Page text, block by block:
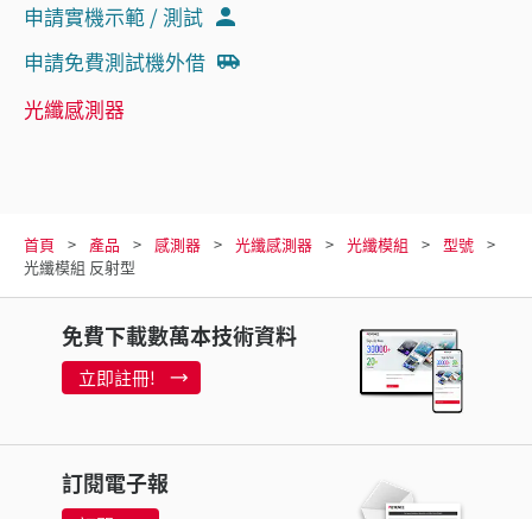
申請實機示範 / 測試
申請免費測試機外借
光纖感測器
首頁 產品 感測器 光纖感測器 光纖模組
型號
光纖模組 反射型
免費下載數萬本技術資料
立即註冊!
訂閱電子報